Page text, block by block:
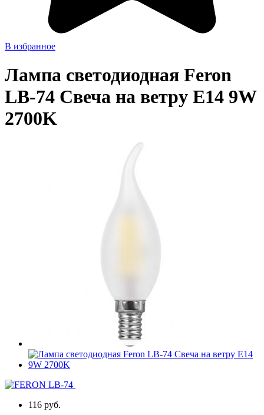
В избранное
Лампа светодиодная Feron
LB-74 Свеча на ветру E14 9W
2700K
116 руб.